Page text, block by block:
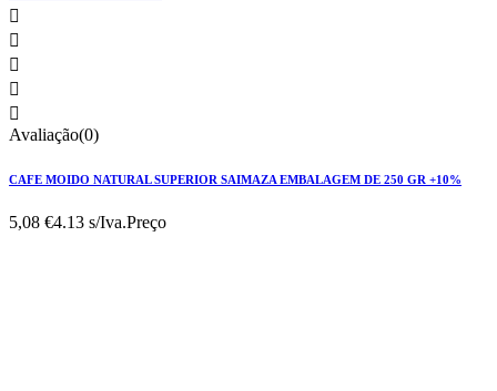





Avaliação(0)
CAFE MOIDO NATURAL SUPERIOR SAIMAZA EMBALAGEM DE 250 GR +10%
5,08 €4.13 s/Iva.Preço